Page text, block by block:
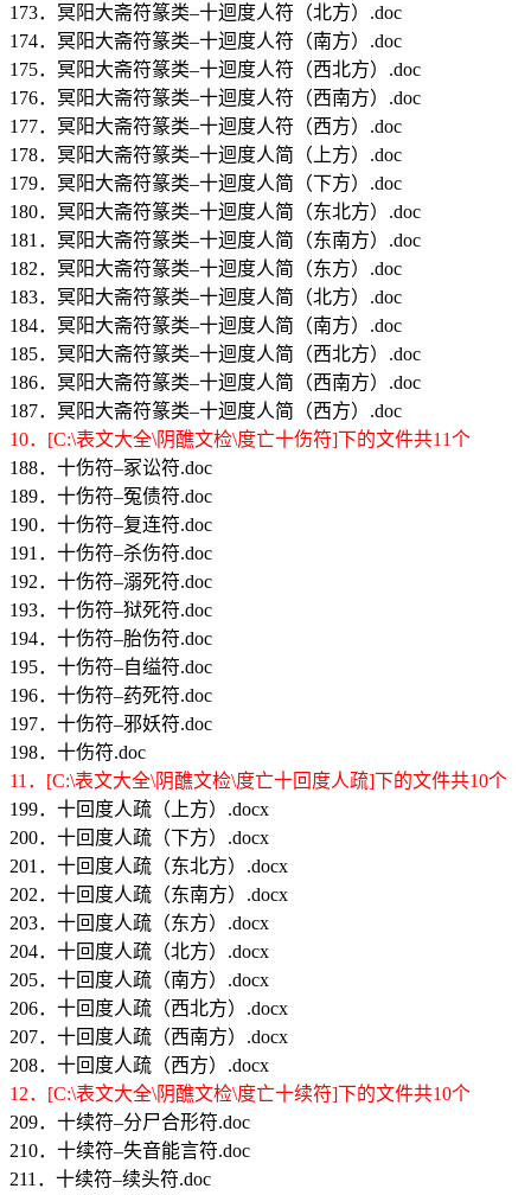
173．冥阳大斋符篆类–十迴度人符（北方）.doc
174．冥阳大斋符篆类–十迴度人符（南方）.doc
175．冥阳大斋符篆类–十迴度人符（西北方）.doc
176．冥阳大斋符篆类–十迴度人符（西南方）.doc
177．冥阳大斋符篆类–十迴度人符（西方）.doc
178．冥阳大斋符篆类–十迴度人简（上方）.doc
179．冥阳大斋符篆类–十迴度人简（下方）.doc
180．冥阳大斋符篆类–十迴度人简（东北方）.doc
181．冥阳大斋符篆类–十迴度人简（东南方）.doc
182．冥阳大斋符篆类–十迴度人简（东方）.doc
183．冥阳大斋符篆类–十迴度人简（北方）.doc
184．冥阳大斋符篆类–十迴度人简（南方）.doc
185．冥阳大斋符篆类–十迴度人简（西北方）.doc
186．冥阳大斋符篆类–十迴度人简（西南方）.doc
187．冥阳大斋符篆类–十迴度人简（西方）.doc
10．[C:\表文大全\阴醮文检\度亡十伤符]下的文件共11个
188．十伤符–冢讼符.doc
189．十伤符–冤债符.doc
190．十伤符–复连符.doc
191．十伤符–杀伤符.doc
192．十伤符–溺死符.doc
193．十伤符–狱死符.doc
194．十伤符–胎伤符.doc
195．十伤符–自缢符.doc
196．十伤符–药死符.doc
197．十伤符–邪妖符.doc
198．十伤符.doc
11．[C:\表文大全\阴醮文检\度亡十回度人疏]下的文件共10个
199．十回度人疏（上方）.docx
200．十回度人疏（下方）.docx
201．十回度人疏（东北方）.docx
202．十回度人疏（东南方）.docx
203．十回度人疏（东方）.docx
204．十回度人疏（北方）.docx
205．十回度人疏（南方）.docx
206．十回度人疏（西北方）.docx
207．十回度人疏（西南方）.docx
208．十回度人疏（西方）.docx
12．[C:\表文大全\阴醮文检\度亡十续符]下的文件共10个
209．十续符–分尸合形符.doc
210．十续符–失音能言符.doc
211．十续符–续头符.doc